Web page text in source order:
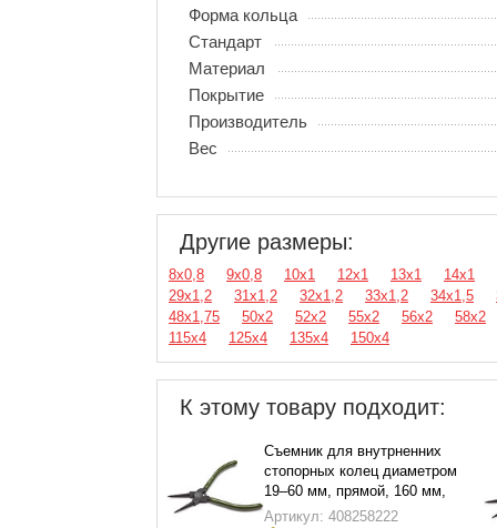
Форма кольца
Стандарт
Материал
Покрытие
Производитель
Вес
Другие размеры:
8х0,8 9х0,8 10х1 12х1 13х1
14х1
29х1,2
31х1,2 32х1,2 33х1,2 34х1,5
48х1,75
50х2 52х2 55х2 56х2
58х2
115х4
125х4 135х4 150х4
К этому товару подходит:
Съемник для внутрненних
стопорных колец диаметром
19–60 мм, прямой, 160 мм,
Дело Техники 420161
Артикул: 408258222